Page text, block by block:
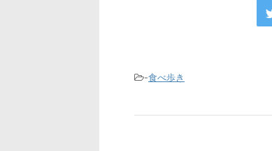
-食べ歩き